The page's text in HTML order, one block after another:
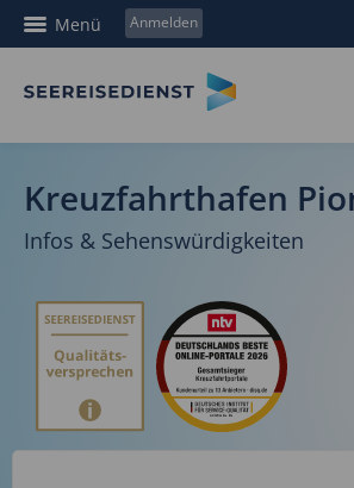
Menü Anmelden
Kreuzfahrthafen
Infos & Sehenswürdigkeiten